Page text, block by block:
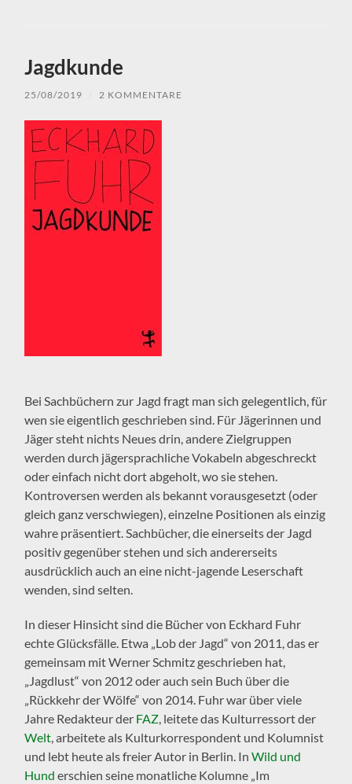
Jagdkunde
25/08/2019 2 KOMMENTARE
Bei Sachbüchern zur Jagd fragt man sich gelegentlich, für
wen sie eigentlich geschrieben sind. Für Jägerinnen und
Jäger steht nichts Neues drin, andere Zielgruppen
werden durch jägersprachliche Vokabeln abgeschreckt
oder einfach nicht dort abgeholt, wo sie stehen.
Kontroversen werden als bekannt vorausgesetzt (oder
gleich ganz verschwiegen), einzelne Positionen als einzig
wahre präsentiert. Sachbücher, die einerseits der Jagd
positiv gegenüber stehen und sich andererseits
ausdrücklich auch an eine nicht-jagende Leserschaft
wenden, sind selten.
In dieser Hinsicht sind die Bücher von Eckhard Fuhr
echte Glücksfälle. Etwa „Lob der Jagd“ von 2011, das er
gemeinsam mit Werner Schmitz geschrieben hat,
„Jagdlust“ von 2012 oder auch sein Buch über die
„Rückkehr der Wölfe“ von 2014. Fuhr war über viele
Jahre Redakteur der FAZ, leitete das Kulturressort der
Welt, arbeitete als Kulturkorrespondent und Kolumnist
und lebt heute als freier Autor in Berlin. InWild und
Hund erschien seine monatliche Kolumne „Im